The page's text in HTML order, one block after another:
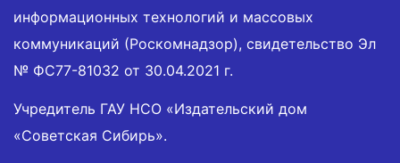
информационных технологий и массовых
коммуникаций (Роскомнадзор), свидетельство Эл
№ ФС77-81032 от 30.04.2021 г.
Учредитель ГАУ НСО «Издательский дом
«Советская Сибирь».